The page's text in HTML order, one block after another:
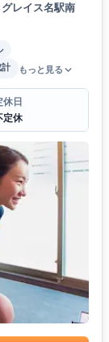
レイス名駅南
もっと見る
休日
定休